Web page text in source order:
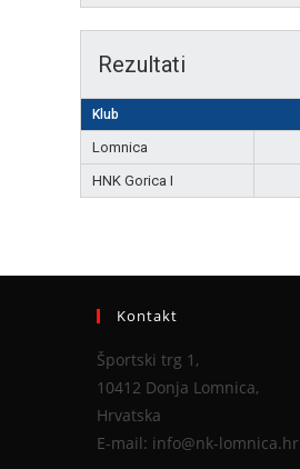
Rezultati
Klub
Lomnica
HNK Gorica I
Kontakt
Športski trg 1,
10412 Donja Lomnica,
Hrvatska
E-mail: info@nk-lomnica.hr